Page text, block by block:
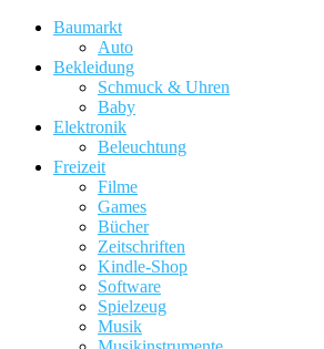
Baumarkt
Auto
Bekleidung
Schmuck & Uhren
Baby
Elektronik
Beleuchtung
Freizeit
Filme
Games
Bücher
Zeitschriften
Kindle-Shop
Software
Spielzeug
Musik